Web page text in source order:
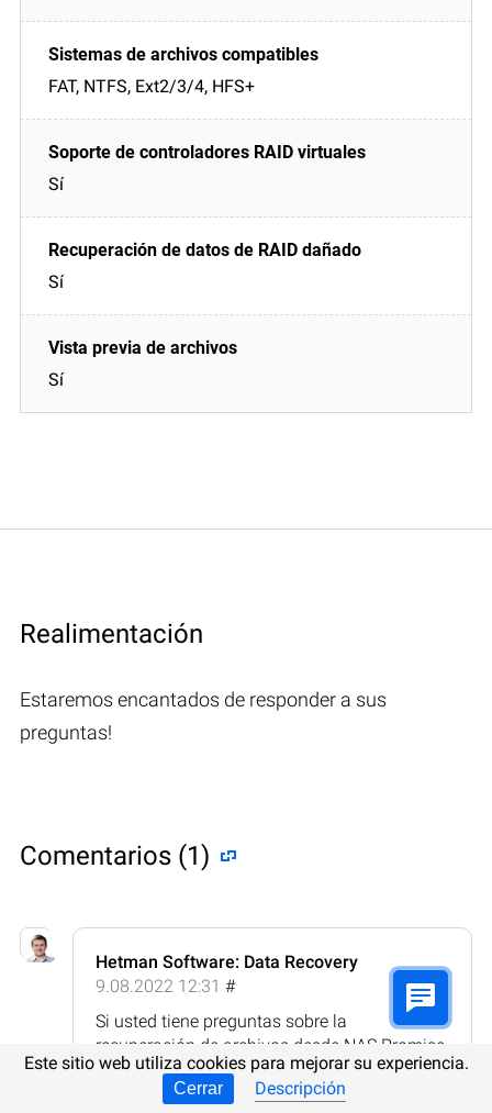
FAT, NTFS, Ext2/3/4, HFS+
Sí
Sí
Sí
Realimentación
Estaremos encantados de responder a sus
preguntas!
Comentarios (1)
Hetman Software: Data Recovery
9.08.2022 12:31 #
Si usted tiene preguntas sobre la
recuperación de archivos desde NAS Promise
VTrak M200i o discos de otros fabricantes,
después de eliminación o formateo, ¡hágalas
Este sitio web utiliza cookies para mejorar su experiencia.
Cerrar Descripción